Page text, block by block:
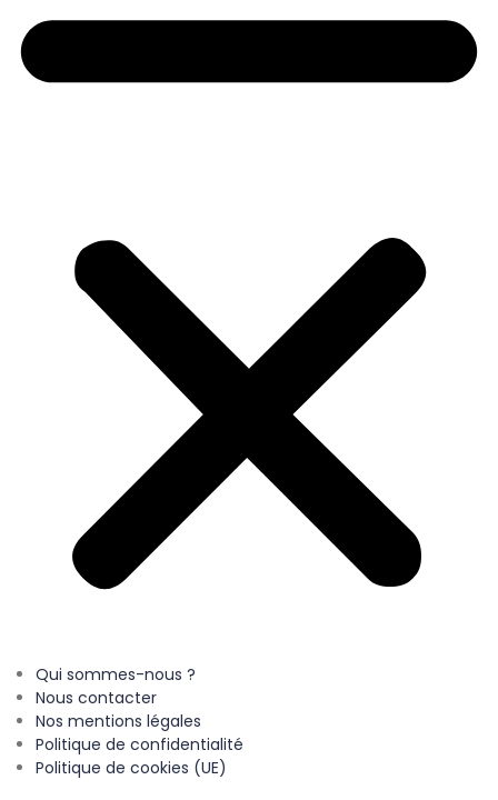
Qui sommes-nous ?
Nous contacter
Nos mentions légales
Politique de confidentialité
Politique de cookies (UE)